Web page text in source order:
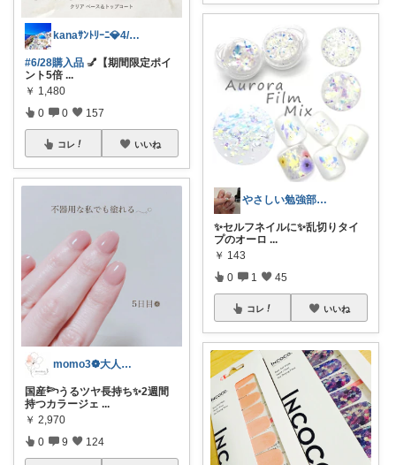
kanaｻﾝﾄﾘｰﾆ💎4/3感謝♡
#6/28購入品 💅【期間限定ポイ
ント5倍 ...
￥ 1,480
0 0 157
コレ いいね
momo3❁大人のちょうどいいもの選び
国産𓆸うるツヤ長持ち✨2週間
持つカラージェ ...
￥ 2,970
0 9 124
やさしい勉強部屋|セルフネイルROOM
✨️セルフネイルに✨️乱切りタイ
プのオーロ ...
￥ 143
0 1 45
コレ いいね